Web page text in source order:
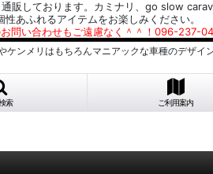
しております。カミナリ、go slow
性あふれるアイテムをお楽しみください。
問い合わせもご遠慮なく＾＾！096-237-
ンメリはもちろんマニアックな車種のデザイ
索 ご利用案内